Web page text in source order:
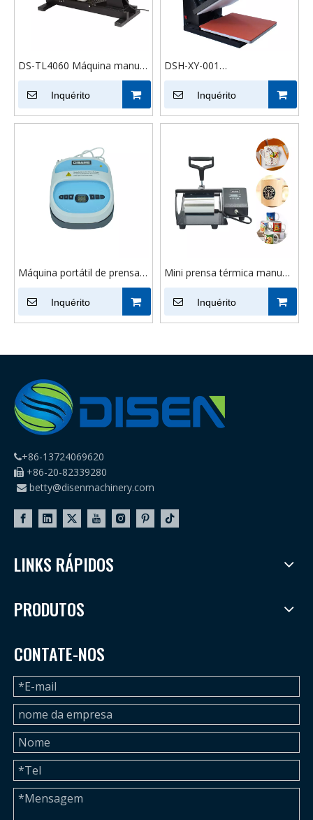
DS-TL4060 Máquina manual
de impressão de
transferência térmica 40*60
cm Multifuncional
Sublimação de alta pressão
Inquérito
DSH-XY-001
38*38/40*50/40*60cm
Máquina de prensa térmica
para máquina de sublimação
de camisetas, transferência
de calor de vestuário
Inquérito
Máquina portátil de prensa
térmica de sublimação com
base de segurança mini
transferência de calor para
Inquérito
Mini prensa térmica manual
digital, copos, canecas,
prensa térmica por
sublimação
Inquérito
+86-13724069620
 +86-20-82339280
 betty@disenmachinery.com
LINKS RÁPIDOS
PRODUTOS
CONTATE-NOS